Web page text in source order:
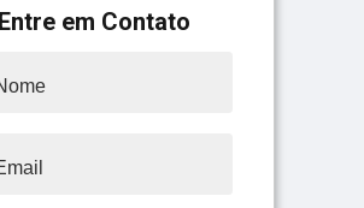
Entre em Contato